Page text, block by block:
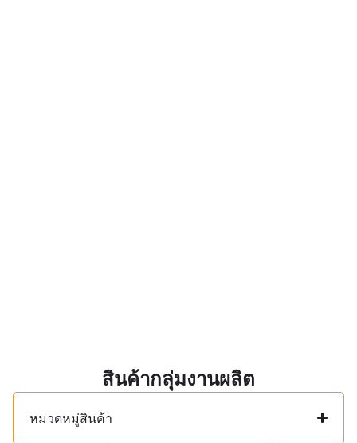
สินค้ากลุ่มงานผลิต
หมวดหมู่สินค้า